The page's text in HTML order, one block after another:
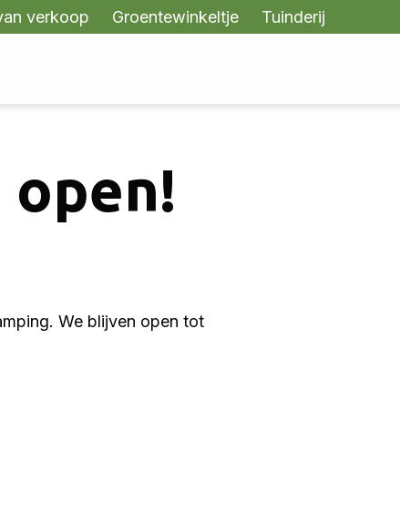
verkoop Groentewinkeltje Tuinderij
We blijven open tot